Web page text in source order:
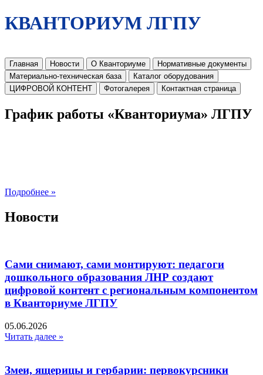
КВАНТОРИУМ ЛГПУ
Главная Новости О Кванториуме
Нормативные документы
Материально-техническая база
Каталог оборудования
ЦИФРОВОЙ КОНТЕНТ
Фотогалерея Контактная страница
График работы «Кванториума» ЛГПУ
Подробнее »
Новости
Сами снимают, сами монтируют: педагоги
дошкольного образования ЛНР создают
цифровой контент с региональным компонентом
в Кванториуме ЛГПУ​
05.06.2026
Читать далее »
Змеи, ящерицы и гербарии: первокурсники